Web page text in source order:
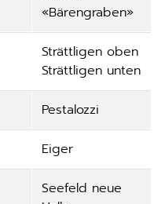
«Bärengraben»
Strättligen oben
Strättligen unten
Pestalozzi
Eiger
Seefeld neue